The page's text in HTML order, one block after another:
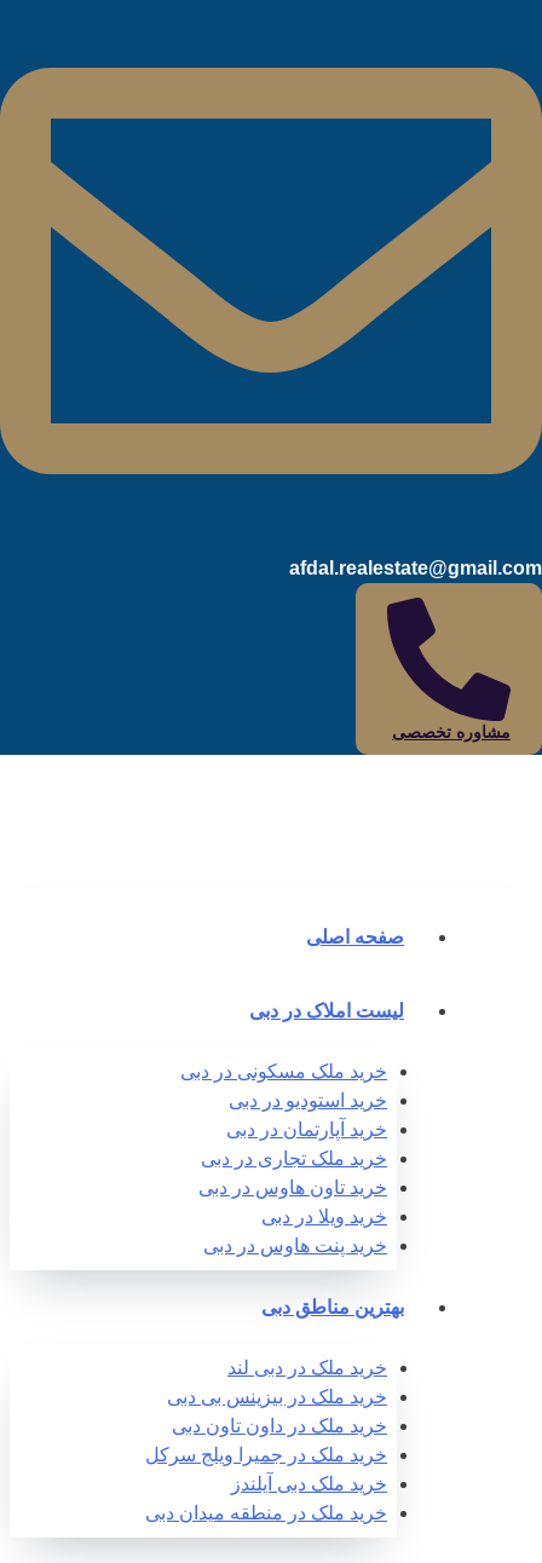
مشاوره تخصصی
صفحه اصلی
لیست املاک در دبی
خرید ملک مسکونی در دبی
خرید استودیو در دبی
خرید آپارتمان در دبی
خرید ملک تجاری در دبی
خرید تاون هاوس در دبی
خرید ویلا در دبی
خرید پنت هاوس در دبی
بهترین مناطق دبی
خرید ملک در دبی لند
خرید ملک در بیزینس بی دبی
خرید ملک در داون تاون دبی
خرید ملک در جمیرا ویلج سرکل
خرید ملک دبی آیلندز
خرید ملک در منطقه میدان دبی